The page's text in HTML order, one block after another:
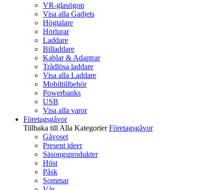
VR-glasögon
Visa alla Gadjets
Högtalare
Hörlurar
Laddare
Billaddare
Kablar & Adaptrar
Trådlösa laddare
Visa alla Laddare
Mobiltillbehör
Powerbanks
USB
Visa alla varor
Företagsgåvor
Tillbaka till Alla Kategorier Företagsgåvor
Gåvoset
Present ideer
Säsongsprodukter
Höst
Påsk
Sommar